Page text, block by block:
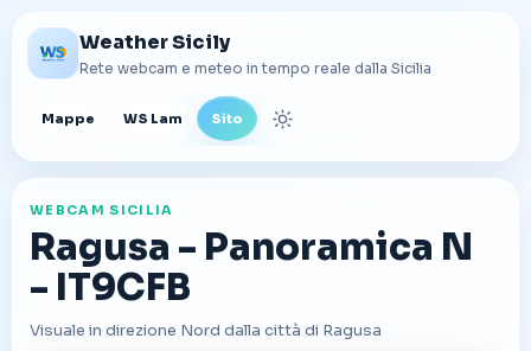
Weather Sicily
Rete webcam e meteo in tempo reale dalla Sicilia
Mappe WS Lam Sito Cambia tema
WEBCAM SICILIA
Ragusa - Panoramica N
- IT9CFB
Visuale in direzione Nord dalla città di Ragusa